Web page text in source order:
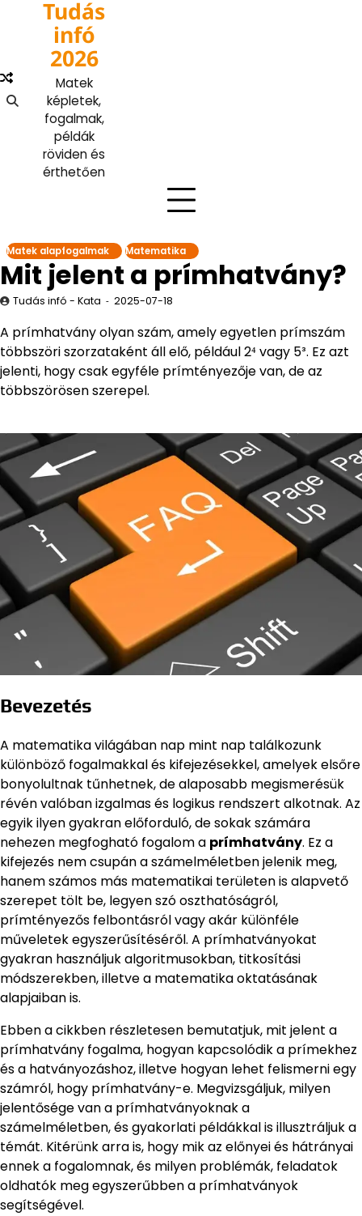
Tudás
infó
2026
Matek
képletek,
fogalmak,
példák
röviden és
érthetően
Matek alapfogalmak Matematika
Mit jelent a prímhatvány?
Tudás infó - Kata 2025-07-18
A prímhatvány olyan szám, amely egyetlen prímszám
többszöri szorzataként áll elő, például 2⁴ vagy 5³. Ez azt
jelenti, hogy csak egyféle prímtényezője van, de az
többszörösen szerepel.
Bevezetés
A matematika világában nap mint nap találkozunk
különböző fogalmakkal és kifejezésekkel, amelyek elsőre
bonyolultnak tűnhetnek, de alaposabb megismerésük
révén valóban izgalmas és logikus rendszert alkotnak. Az
egyik ilyen gyakran előforduló, de sokak számára
nehezen megfogható fogalom a prímhatvány. Ez a
kifejezés nem csupán a számelméletben jelenik meg,
hanem számos más matematikai területen is alapvető
szerepet tölt be, legyen szó oszthatóságról,
prímtényezős felbontásról vagy akár különféle
műveletek egyszerűsítéséről. A prímhatványokat
gyakran használjuk algoritmusokban, titkosítási
módszerekben, illetve a matematika oktatásának
alapjaiban is.
Ebben a cikkben részletesen bemutatjuk, mit jelent a
prímhatvány fogalma, hogyan kapcsolódik a prímekhez
és a hatványozáshoz, illetve hogyan lehet felismerni egy
számról, hogy prímhatvány-e. Megvizsgáljuk, milyen
jelentősége van a prímhatványoknak a
számelméletben, és gyakorlati példákkal is illusztráljuk a
témát. Kitérünk arra is, hogy mik az előnyei és hátrányai
ennek a fogalomnak, és milyen problémák, feladatok
oldhatók meg egyszerűbben a prímhatványok
segítségével.